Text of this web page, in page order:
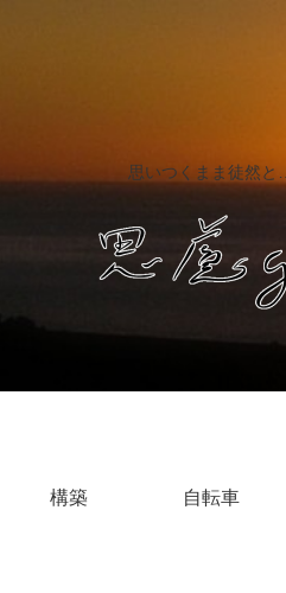
思いつくまま徒然と…
構築 自転車